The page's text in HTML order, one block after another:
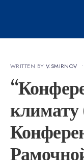
WRITTEN BY V.SMIRNOV •
климату